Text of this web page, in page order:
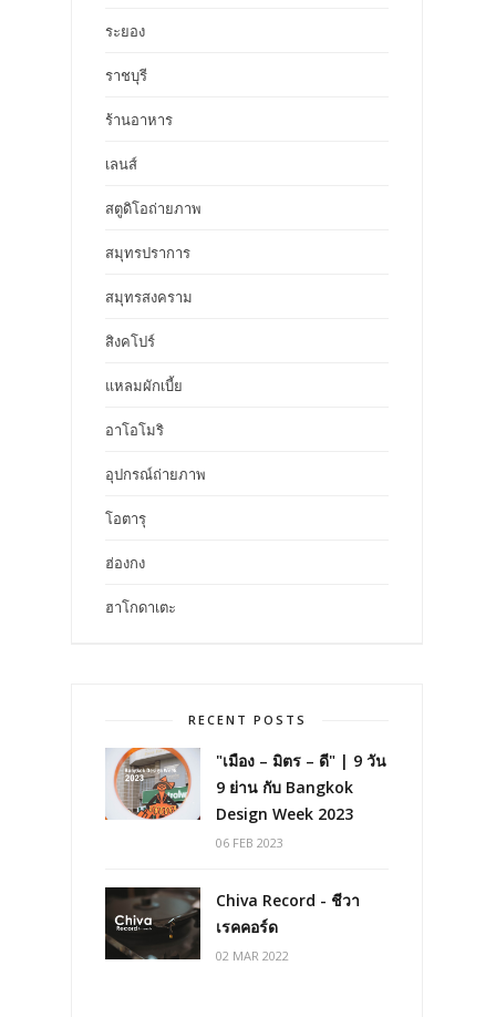
ระยอง
ราชบุรี
ร้านอาหาร
เลนส์
สตูดิโอถ่ายภาพ
สมุทรปราการ
สมุทรสงคราม
สิงคโปร์
แหลมผักเบี้ย
อาโอโมริ
อุปกรณ์ถ่ายภาพ
โอตารุ
ฮ่องกง
ฮาโกดาเตะ
RECENT POSTS
"เมือง – มิตร – ดี" | 9 วัน
9 ย่าน กับ Bangkok
Design Week 2023
06 FEB 2023
Chiva Record - ชีวา
เรคคอร์ด
02 MAR 2022